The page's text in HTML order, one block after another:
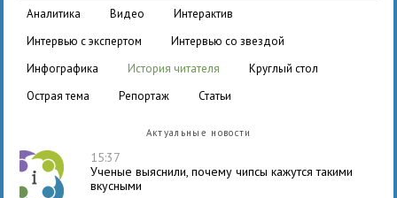
аналитика видео
интерактив
интервью с экспертом
интервью со звездой
инфографика
история читателя
круглый стол
острая тема
репортаж статьи
Актуальные новости
15:37
Ученые выяснили, почему чипсы кажутся такими
вкусными